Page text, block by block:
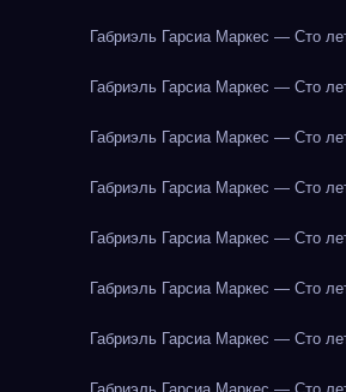
Габриэль Гарсиа Маркес — Сто
Габриэль Гарсиа Маркес — Сто
Габриэль Гарсиа Маркес — Сто
Габриэль Гарсиа Маркес — Сто
Габриэль Гарсиа Маркес — Сто
Габриэль Гарсиа Маркес — Сто
Габриэль Гарсиа Маркес — Сто